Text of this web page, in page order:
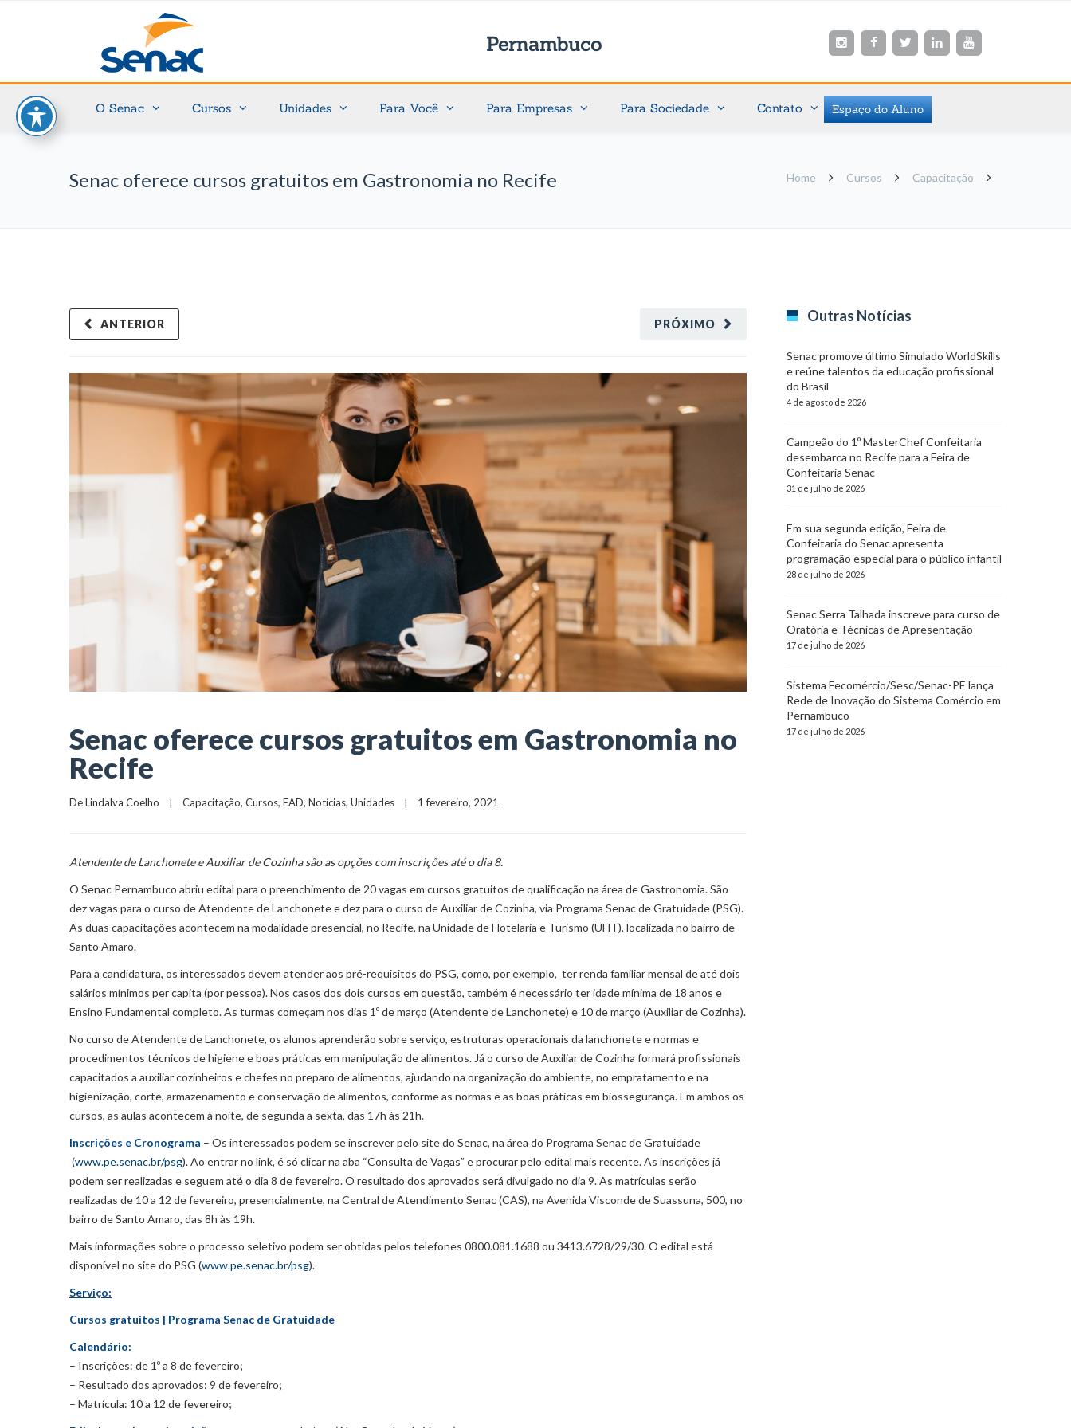
Pernambuco
O Senac Cursos Unidades Para Você Para Empresas Para Sociedade Contato Espaço do Aluno
Senac oferece cursos gratuitos em Gastronomia no Recife Home Cursos Capacitação
PRÓXIMO
ANTERIOR
Senac oferece cursos gratuitos em Gastronomia no
Recife
De Lindalva Coelho Capacitação, Cursos, EAD, Notícias, Unidades
    |    1 fevereiro, 2021
Atendente de Lanchonete e Auxiliar de Cozinha são as opções com inscrições até o dia 8.
O Senac Pernambuco abriu edital para o preenchimento de 20 vagas em cursos gratuitos de qualificação na área de Gastronomia. São
dez vagas para o curso de Atendente de Lanchonete e dez para o curso de Auxiliar de Cozinha, via Programa Senac de Gratuidade (PSG).
As duas capacitações acontecem na modalidade presencial, no Recife, na Unidade de Hotelaria e Turismo (UHT), localizada no bairro de
Santo Amaro.
Para a candidatura, os interessados devem atender aos pré-requisitos do PSG, como, por exemplo, ter renda familiar mensal de até dois
salários mínimos per capita (por pessoa). Nos casos dos dois cursos em questão, também é necessário ter idade mínima de 18 anos e
Ensino Fundamental completo. As turmas começam nos dias 1º de março (Atendente de Lanchonete) e 10 de março (Auxiliar de Cozinha).
No curso de Atendente de Lanchonete, os alunos aprenderão sobre serviço, estruturas operacionais da lanchonete e normas e
procedimentos técnicos de higiene e boas práticas em manipulação de alimentos. Já o curso de Auxiliar de Cozinha formará profissionais
capacitados a auxiliar cozinheiros e chefes no preparo de alimentos, ajudando na organização do ambiente, no empratamento e na
higienização, corte, armazenamento e conservação de alimentos, conforme as normas e as boas práticas em biossegurança. Em ambos os
cursos, as aulas acontecem à noite, de segunda a sexta, das 17h às 21h.
Inscrições e Cronograma – Os interessados podem se inscrever pelo site do Senac, na área do Programa Senac de Gratuidade
(www.pe.senac.br/psg). Ao entrar no link, é só clicar na aba “Consulta de Vagas” e procurar pelo edital mais recente. As inscrições já
podem ser realizadas e seguem até o dia 8 de fevereiro. O resultado dos aprovados será divulgado no dia 9. As matrículas serão
realizadas de 10 a 12 de fevereiro, presencialmente, na Central de Atendimento Senac (CAS), na Avenida Visconde de Suassuna, 500, no
bairro de Santo Amaro, das 8h às 19h.
Mais informações sobre o processo seletivo podem ser obtidas pelos telefones 0800.081.1688 ou 3413.6728/29/30. O edital está
disponível no site do PSG (www.pe.senac.br/psg).
Serviço:
Cursos gratuitos | Programa Senac de Gratuidade
Calendário:
– Inscrições: de 1º a 8 de fevereiro;
– Resultado dos aprovados: 9 de fevereiro;
– Matrícula: 10 a 12 de fevereiro;
Outras Notícias
Senac promove último Simulado WorldSkills
e reúne talentos da educação profissional
do Brasil
4 de agosto de 2026
Campeão do 1º MasterChef Confeitaria
desembarca no Recife para a Feira de
Confeitaria Senac
31 de julho de 2026
Em sua segunda edição, Feira de
Confeitaria do Senac apresenta
programação especial para o público infantil
28 de julho de 2026
Senac Serra Talhada inscreve para curso de
Oratória e Técnicas de Apresentação
17 de julho de 2026
Sistema Fecomércio/Sesc/Senac-PE lança
Rede de Inovação do Sistema Comércio em
Pernambuco
17 de julho de 2026